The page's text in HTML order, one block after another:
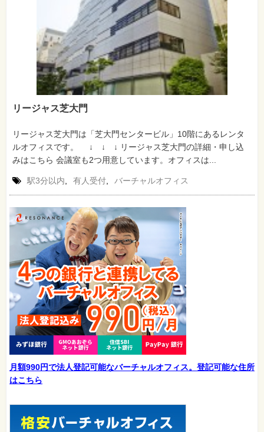
リージャス芝大門
リージャス芝大門は「芝大門センタービル」10階にあるレンタ
ルオフィスです。 ↓ ↓ ↓ リージャス芝大門の詳細・申し込
みはこちら 会議室も2つ用意しています。オフィスは...
駅3分以内 有人受付 バーチャルオフィス
月額990円で法人登記可能なバーチャルオフィス。登記可能な住所
はこちら